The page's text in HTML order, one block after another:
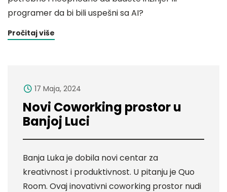
programer da bi bili uspešni sa AI?
Pročitaj više
17 Maja, 2024
Novi Coworking prostor u
Banjoj Luci
Banja Luka je dobila novi centar za
kreativnost i produktivnost. U pitanju je Quo
Room. Ovaj inovativni coworking prostor nudi